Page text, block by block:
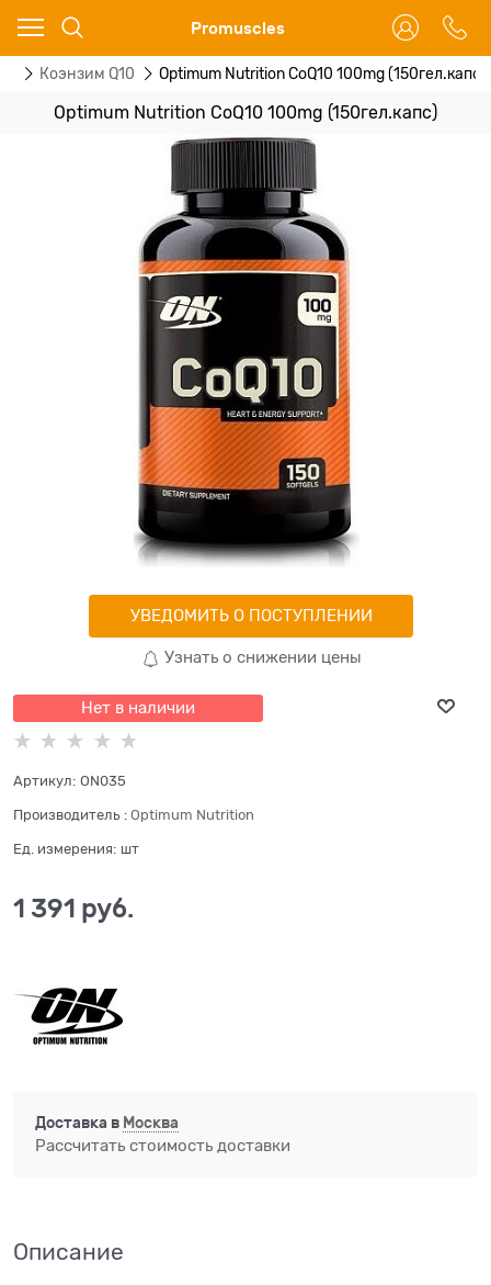
Promuscles
Коэнзим Q10 Optimum Nutrition CoQ10 100mg (150гел.капс)
Optimum Nutrition CoQ10 100mg (150гел.капс)
УВЕДОМИТЬ О ПОСТУПЛЕНИИ
Узнать о снижении цены
Нет в наличии
Артикул: ON035
Производитель : Optimum Nutrition
Ед. измерения: шт
1 391 руб.
Доставка в Москва
Рассчитать стоимость доставки
Описание
Ваш город - Москва,
угадали?
ДА НЕТ